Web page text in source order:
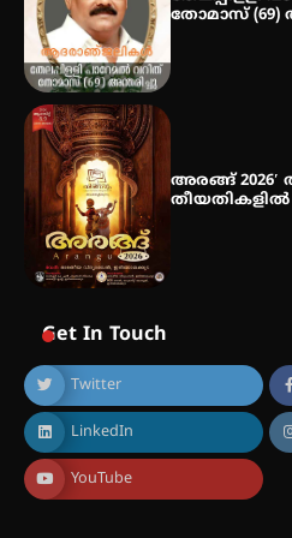
തോമാസ് (69)
അരങ്ങ് 2026′
തീയതികളിൽ
Get In Touch
Twitter
LinkedIn
YouTube